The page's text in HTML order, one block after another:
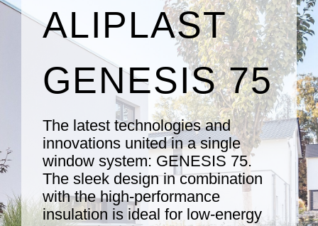
ALIPLAST
GENESIS 75
The latest technologies and
innovations united in a single
window system: GENESIS 75.
The sleek design in combination
with the high-performance
insulation is ideal for low-energy